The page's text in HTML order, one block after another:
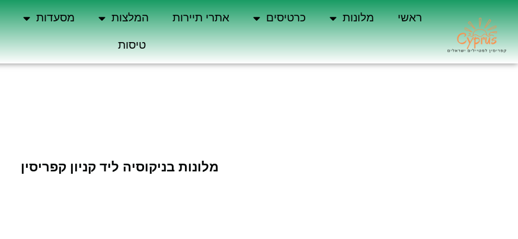
ראשי מלונות כרטיסים אתרי תיירות המלצות מסעדות
טיסות
מלונות בניקוסיה ליד קניון קפריסין